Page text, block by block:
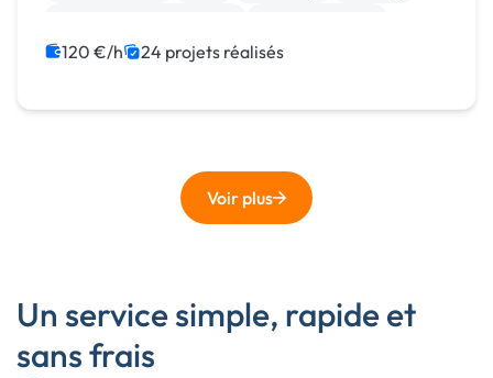
Mise en page
120 €/h 24 projets réalisés
Voir plus
Un service simple, rapide et
sans frais